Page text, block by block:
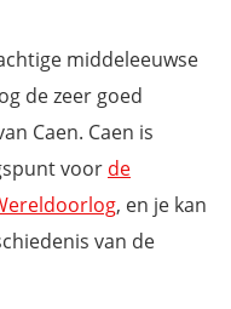
middeleeuwse
de zeer goed
Caen. Caen is
voor de
, en je kan
van de